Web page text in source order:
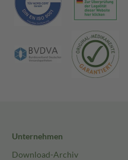
Unternehmen
Download-Archiv